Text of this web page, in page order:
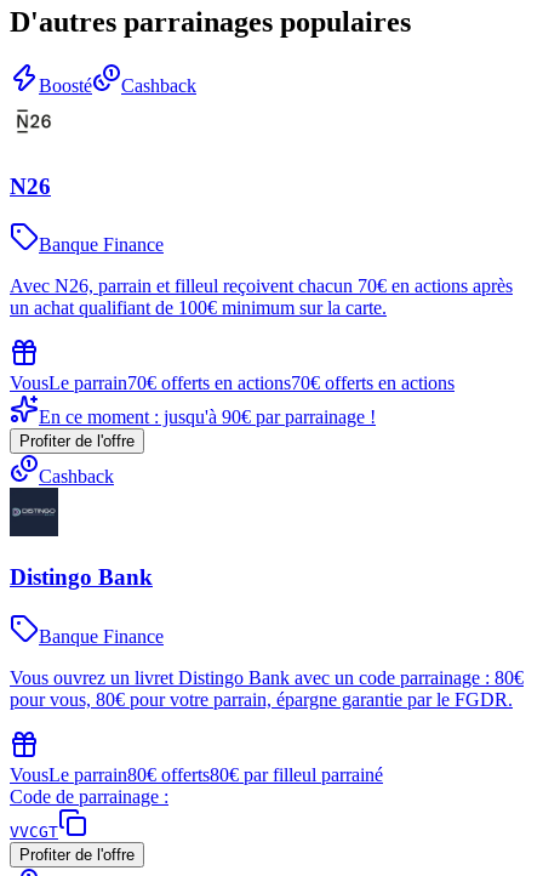
D'autres parrainages populaires
Boosté Cashback
N26
Banque Finance
Avec N26, parrain et filleul reçoivent chacun 70€ en actions après
un achat qualifiant de 100€ minimum sur la carte.
VousLe parrain70€ offerts en actions70€ offerts en actions
En ce moment : jusqu'à 90€ par parrainage !
Profiter de l'offre
Cashback
Distingo Bank
Banque Finance
Vous ouvrez un livret Distingo Bank avec un code parrainage : 80€
pour vous, 80€ pour votre parrain, épargne garantie par le FGDR.
VousLe parrain80€ offerts80€ par filleul parrainé
Code de parrainage :
VVCGT
Profiter de l'offre